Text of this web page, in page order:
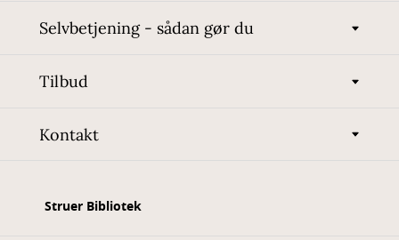
Selvbetjening - sådan gør du
Tilbud
Kontakt
Struer Bibliotek